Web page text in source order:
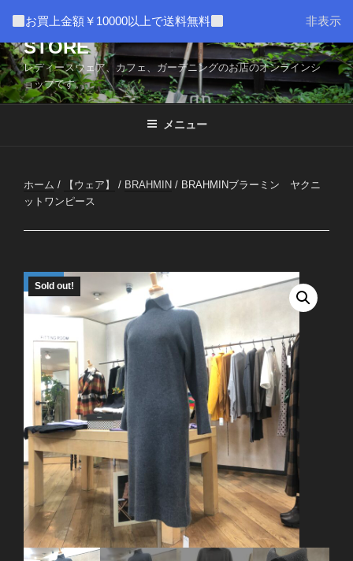
お買上金額￥10000以上で送料無料 非表示
テ
ン
ツ
へ
AMUSER * CAFE HOME WEB
STORE
レディースウェア、カフェ、ガーデニングのお店のオンラインシ
ョップです。
メニュー
ホーム / 【ウェア】 / BRAHMIN / BRAHMINブラーミン ヤクニ
ットワンピース
Sold out!